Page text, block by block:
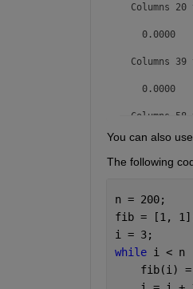
Columns 20
0.0000
Columns 39
0.0000
Columns 58
0.0000
Columns 77
0.0000
Columns 96
0.0000
You can also
The following
n = 200;
fib = [1,
i = 3;
while i < n
fib(i)